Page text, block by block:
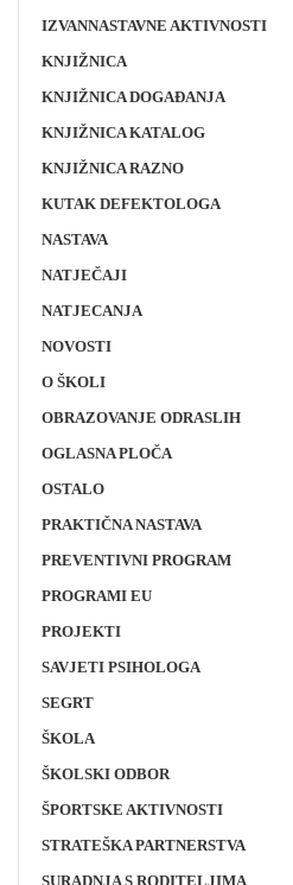
IZVANNASTAVNE AKTIVNOSTI
KNJIŽNICA
KNJIŽNICA DOGAĐANJA
KNJIŽNICA KATALOG
KNJIŽNICA RAZNO
KUTAK DEFEKTOLOGA
NASTAVA
NATJEČAJI
NATJECANJA
NOVOSTI
O ŠKOLI
OBRAZOVANJE ODRASLIH
OGLASNA PLOČA
OSTALO
PRAKTIČNA NASTAVA
PREVENTIVNI PROGRAM
PROGRAMI EU
PROJEKTI
SAVJETI PSIHOLOGA
SEGRT
ŠKOLA
ŠKOLSKI ODBOR
ŠPORTSKE AKTIVNOSTI
STRATEŠKA PARTNERSTVA
SURADNJA S RODITELJIMA